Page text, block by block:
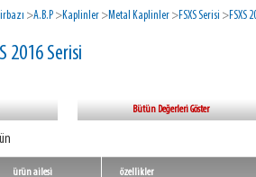
>A.B.P >Kaplinler >Metal Kaplinler >FSXS Serisi >FSXS
2016 Serisi
Bütün Değerleri Göster
ürün ailesi özellikler